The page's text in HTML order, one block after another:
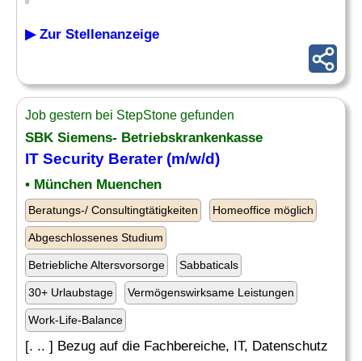
▶ Zur Stellenanzeige
Job gestern bei StepStone gefunden
SBK Siemens- Betriebskrankenkasse
IT Security Berater (m/w/d)
• München Muenchen
Beratungs-/ Consultingtätigkeiten Homeoffice möglich
Abgeschlossenes Studium
Betriebliche Altersvorsorge Sabbaticals
30+ Urlaubstage Vermögenswirksame Leistungen
Work-Life-Balance
[. .. ] Bezug auf die Fachbereiche, IT, Datenschutz